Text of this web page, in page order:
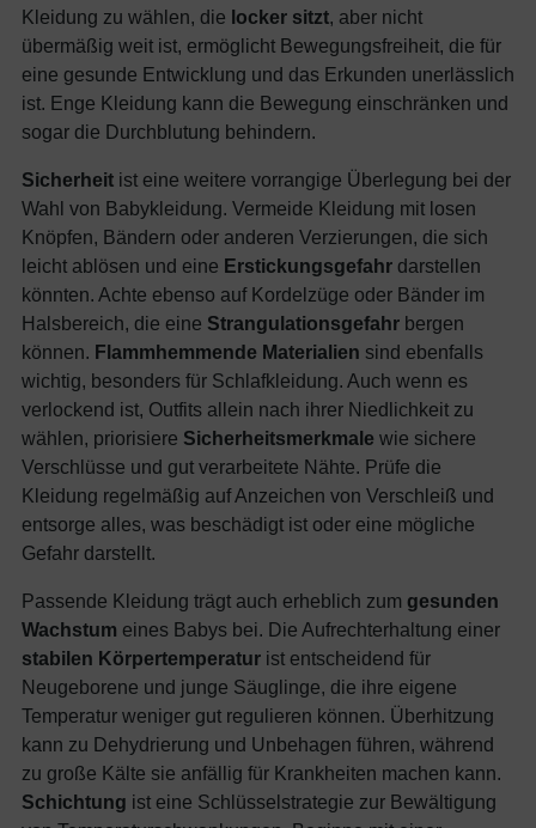
Kleidung zu wählen, die locker sitzt, aber nicht
übermäßig weit ist, ermöglicht Bewegungsfreiheit, die für
eine gesunde Entwicklung und das Erkunden unerlässlich
ist. Enge Kleidung kann die Bewegung einschränken und
sogar die Durchblutung behindern.
Sicherheit ist eine weitere vorrangige Überlegung bei der
Wahl von Babykleidung. Vermeide Kleidung mit losen
Knöpfen, Bändern oder anderen Verzierungen, die sich
leicht ablösen und eine Erstickungsgefahr darstellen
könnten. Achte ebenso auf Kordelzüge oder Bänder im
Halsbereich, die eine Strangulationsgefahr bergen
können. Flammhemmende Materialien sind ebenfalls
wichtig, besonders für Schlafkleidung. Auch wenn es
verlockend ist, Outfits allein nach ihrer Niedlichkeit zu
wählen, priorisiere Sicherheitsmerkmale wie sichere
Verschlüsse und gut verarbeitete Nähte. Prüfe die
Kleidung regelmäßig auf Anzeichen von Verschleiß und
entsorge alles, was beschädigt ist oder eine mögliche
Gefahr darstellt.
Passende Kleidung trägt auch erheblich zum gesunden
Wachstum eines Babys bei. Die Aufrechterhaltung einer
stabilen Körpertemperatur ist entscheidend für
Neugeborene und junge Säuglinge, die ihre eigene
Temperatur weniger gut regulieren können. Überhitzung
kann zu Dehydrierung und Unbehagen führen, während
zu große Kälte sie anfällig für Krankheiten machen kann.
Schichtung ist eine Schlüsselstrategie zur Bewältigung